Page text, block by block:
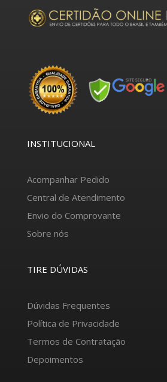
INSTITUCIONAL
Acompanhar Pedido
Central de Atendimento
Envio do Comprovante
Sobre nós
TIRE DÚVIDAS
Dúvidas Frequentes
Política de Privacidade
Termos de Contratação
Depoimentos